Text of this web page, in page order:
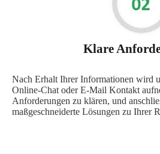
Klare
Nach Erhalt Ihrer Informationen wird
Online-Chat oder E-Mail Kontakt
Anforderungen zu klären, und
maßgeschneiderte Lösungen zu Ihrer